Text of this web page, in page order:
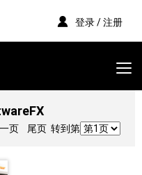
登录 / 注册
页 尾页 转到第